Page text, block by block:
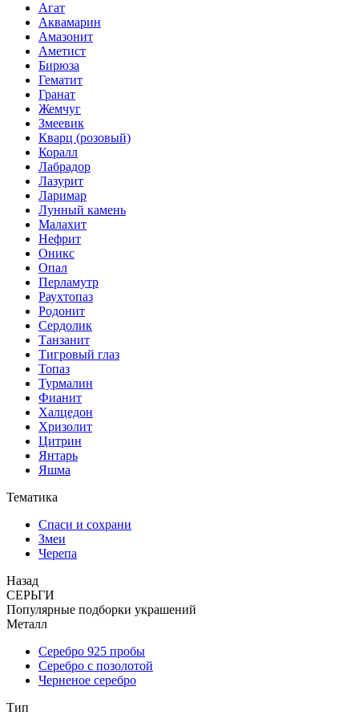
Агат
Аквамарин
Амазонит
Аметист
Бирюза
Гематит
Гранат
Жемчуг
Змеевик
Кварц (розовый)
Коралл
Лабрадор
Лазурит
Ларимар
Лунный камень
Малахит
Нефрит
Оникс
Опал
Перламутр
Раухтопаз
Родонит
Сердолик
Танзанит
Тигровый глаз
Топаз
Турмалин
Фианит
Халцедон
Хризолит
Цитрин
Янтарь
Яшма
Тематика
Спаси и сохрани
Змеи
Черепа
Назад
СЕРЬГИ
Популярные подборки украшений
Металл
Серебро 925 пробы
Серебро с позолотой
Черненое серебро
Тип